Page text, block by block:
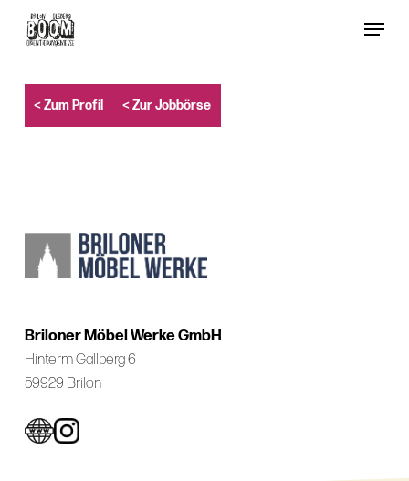
content
Menu
< Zum Profil < Zur Jobbörse
Briloner Möbel Werke GmbH
Hinterm Gallberg 6
59929 Brilon